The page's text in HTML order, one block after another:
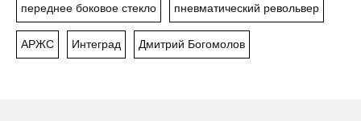
переднее боковое стекло пневматический револьвер
АРЖС Интеград Дмитрий Богомолов